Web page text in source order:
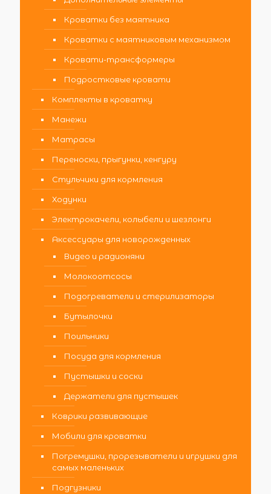
Кроватки без маятника
Кроватки с маятниковым механизмом
Кровати-трансформеры
Подростковые кровати
Комплекты в кроватку
Манежи
Матрасы
Переноски, прыгунки, кенгуру
Стульчики для кормления
Ходунки
Электрокачели, колыбели и шезлонги
Аксессуары для новорожденных
Видео и радионяни
Молокоотсосы
Подогреватели и стерилизаторы
Бутылочки
Поильники
Посуда для кормления
Пустышки и соски
Держатели для пустышек
Коврики развивающие
Мобили для кроватки
Погремушки, прорезыватели и игрушки для
самых маленьких
Подгузники